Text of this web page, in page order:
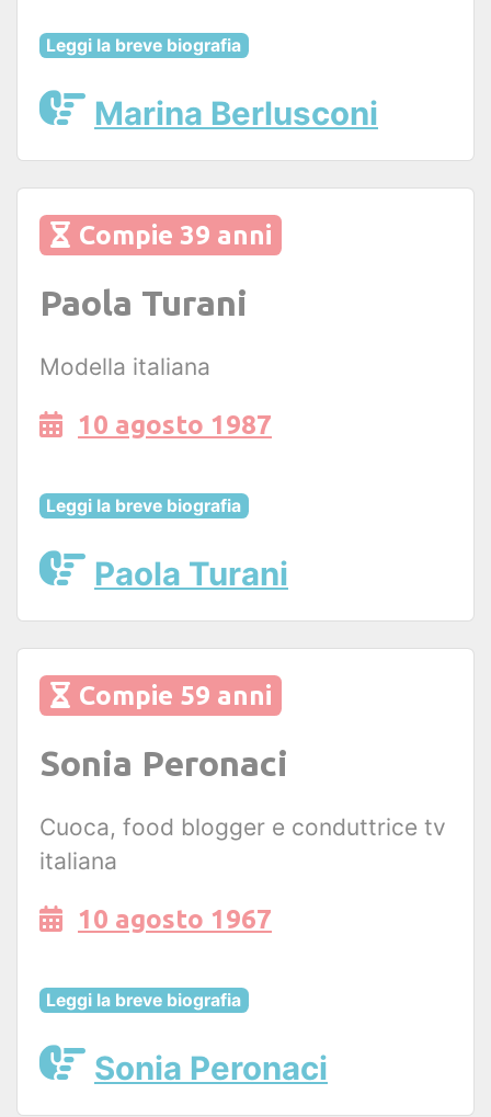
Leggi la breve biografia
Marina Berlusconi
Compie 39 anni
Paola Turani
Modella italiana
10 agosto 1987
Leggi la breve biografia
Paola Turani
Compie 59 anni
Sonia Peronaci
Cuoca, food blogger e conduttrice tv
italiana
10 agosto 1967
Leggi la breve biografia
Sonia Peronaci